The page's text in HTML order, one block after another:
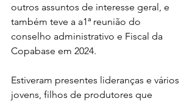
outros assuntos de interesse geral, e
também teve a a1ª reunião do
conselho administrativo e Fiscal da
Copabase em 2024.
Estiveram presentes lideranças e vários
jovens, filhos de produtores que